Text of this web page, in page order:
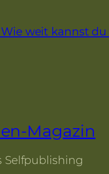
weit kannst
Magazin
Selfpublishing